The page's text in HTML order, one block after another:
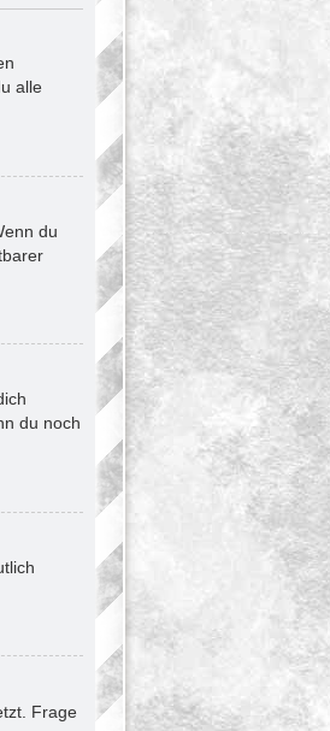
alle
du
du noch
Frage